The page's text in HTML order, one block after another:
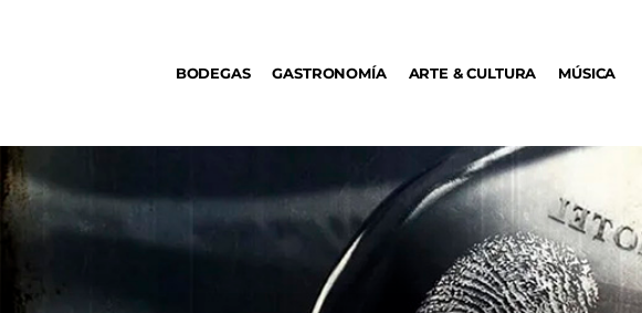
BODEGAS GASTRONOMÍA ARTE & CULTURA MÚSICA
MÚSICA
TENDENCIAS